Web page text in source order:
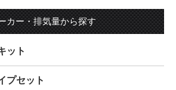
カー・排気量から探す
ット
プセット